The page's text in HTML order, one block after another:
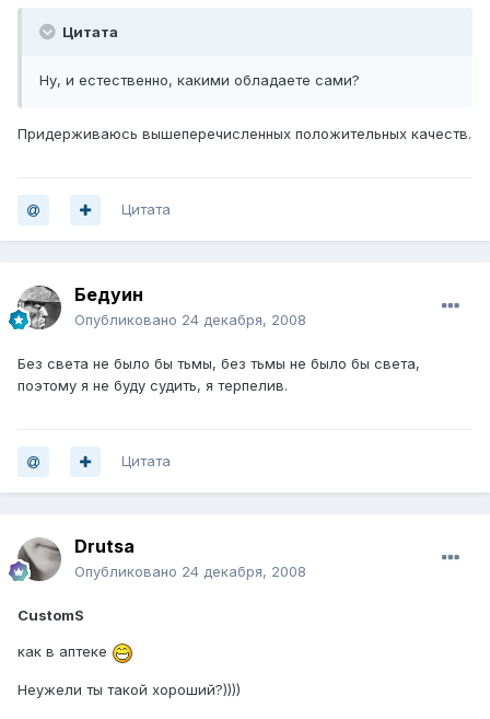
Цитата
Ну, и естественно, какими обладаете сами?
Придерживаюсь вышеперечисленных положительных качеств.
Цитата
Бедуин
Опубликовано 24 декабря, 2008
Без света не было бы тьмы, без тьмы не было бы света,
поэтому я не буду судить, я терпелив.
Цитата
Drutsa
Опубликовано 24 декабря, 2008
CustomS
как в аптеке
Неужели ты такой хороший?))))